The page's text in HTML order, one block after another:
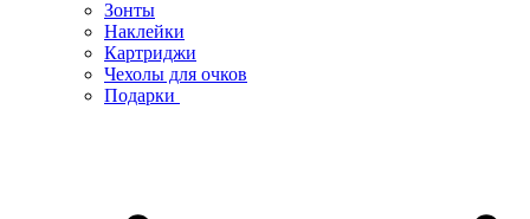
Зонты
Наклейки
Картриджи
Чехолы для очков
Подарки